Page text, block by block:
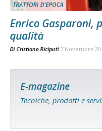
TRATTORI D'EPOCA
Enrico Gasparoni,
qualità
Di Cristiano Riciputi 7 Novembre
E-magazine
Tecniche, prodotti e